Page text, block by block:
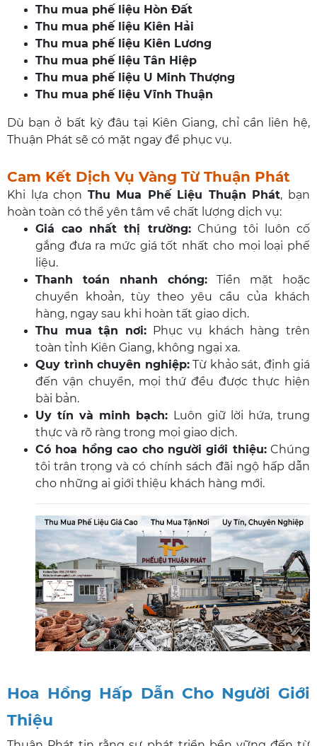
Thu mua phế liệu Hòn Đất
Thu mua phế liệu Kiên Hải
Thu mua phế liệu Kiên Lương
Thu mua phế liệu Tân Hiệp
Thu mua phế liệu U Minh Thượng
Thu mua phế liệu Vĩnh Thuận
Dù bạn ở bất kỳ đâu tại Kiên Giang, chỉ cần liên hệ,
Thuận Phát sẽ có mặt ngay để phục vụ.
Cam Kết Dịch Vụ Vàng Từ Thuận Phát
Khi lựa chọn Thu Mua Phế Liệu Thuận Phát, bạn
hoàn toàn có thể yên tâm về chất lượng dịch vụ:
Giá cao nhất thị trường:Chúng tôi luôn cố
gắng đưa ra mức giá tốt nhất cho mọi loại phế
liệu.
Thanh toán nhanh chóng: Tiền mặt hoặc
chuyển khoản, tùy theo yêu cầu của khách
hàng, ngay sau khi hoàn tất giao dịch.
Thu mua tận nơi:Phục vụ khách hàng trên
toàn tỉnh Kiên Giang, không ngại xa.
Quy trình chuyên nghiệp:Từ khảo sát, định giá
đến vận chuyển, mọi thứ đều được thực hiện
bài bản.
Uy tín và minh bạch: Luôn giữ lời hứa, trung
thực và rõ ràng trong mọi giao dịch.
Có hoa hồng cao cho người giới thiệu:Chúng
tôi trân trọng và có chính sách đãi ngộ hấp dẫn
cho những ai giới thiệu khách hàng mới.
Hoa Hồng Hấp Dẫn Cho Người Giới
Thiệu